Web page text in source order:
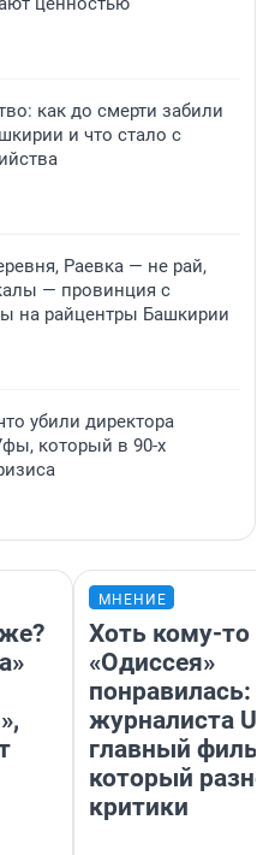
как до смерти забили
и что стало с
Раевка — не рай,
— провинция с
на райцентры Башкирии
убили директора
который в 90-х
МНЕНИЕ
Хоть кому-то
«Одиссея»
понравилась:
журналиста
главный
который
критики